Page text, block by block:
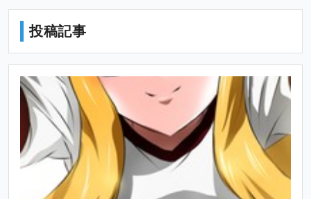
投稿記事